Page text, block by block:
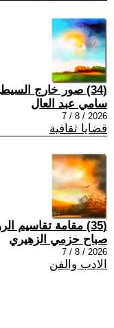
(34) صور خارج السيطرة
سامي عبد العال
2026 / 8 / 7
قضايا ثقافية
(35) مقامة تقاسيم الروح في الأدب الرفيع .
صباح حزمي الزهيري
2026 / 8 / 7
الادب والفن